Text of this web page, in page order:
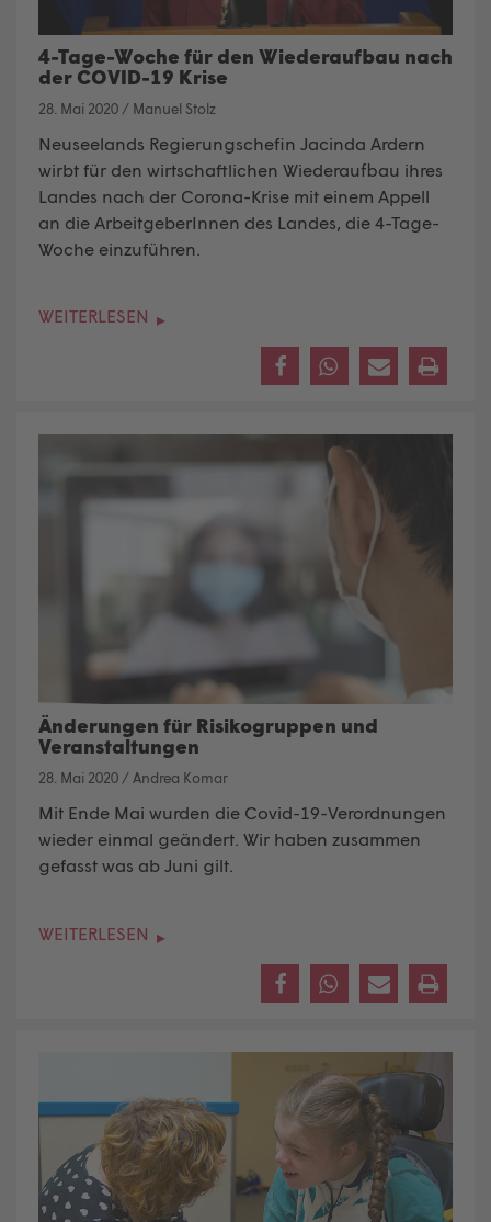
4-Tage-Woche für den Wiederaufbau nach
der COVID-19 Krise
28. Mai 2020 / Manuel Stolz
Neuseelands Regierungschefin Jacinda Ardern
wirbt für den wirtschaftlichen Wiederaufbau ihres
Landes nach der Corona-Krise mit einem Appell
an die ArbeitgeberInnen des Landes, die 4-Tage-
Woche einzuführen.
WEITERLESEN
Änderungen für Risikogruppen und
Veranstaltungen
28. Mai 2020 /Andrea Komar
Mit Ende Mai wurden die Covid-19-Verordnungen
wieder einmal geändert. Wir haben zusammen
gefasst was ab Juni gilt.
WEITERLESEN